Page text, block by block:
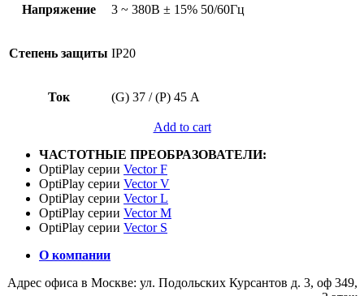
Напряжение 3 ~ 380В ± 15% 50/60Гц
Степень защиты IP20
Ток (G) 37 / (P) 45 А
Add to cart
ЧАСТОТНЫЕ ПРЕОБРАЗОВАТЕЛИ:
OptiPlay серии Vector F
OptiPlay серии Vector V
OptiPlay серии Vector L
OptiPlay серии Vector M
OptiPlay серии Vector S
О компании
Адрес офиса в Москве: ул. Подольских Курсантов д. 3, оф 349,